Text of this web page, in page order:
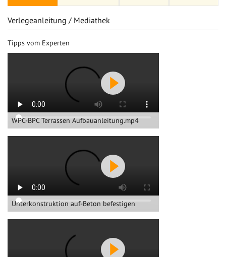
Verlegeanleitung / Mediathek
Tipps vom Experten
WPC-BPC Terrassen Aufbauanleitung.mp4
Unterkonstruktion auf-Beton befestigen